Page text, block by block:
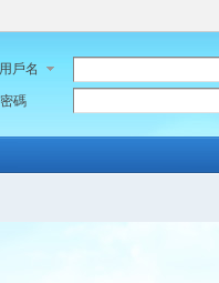
用戶名
密碼